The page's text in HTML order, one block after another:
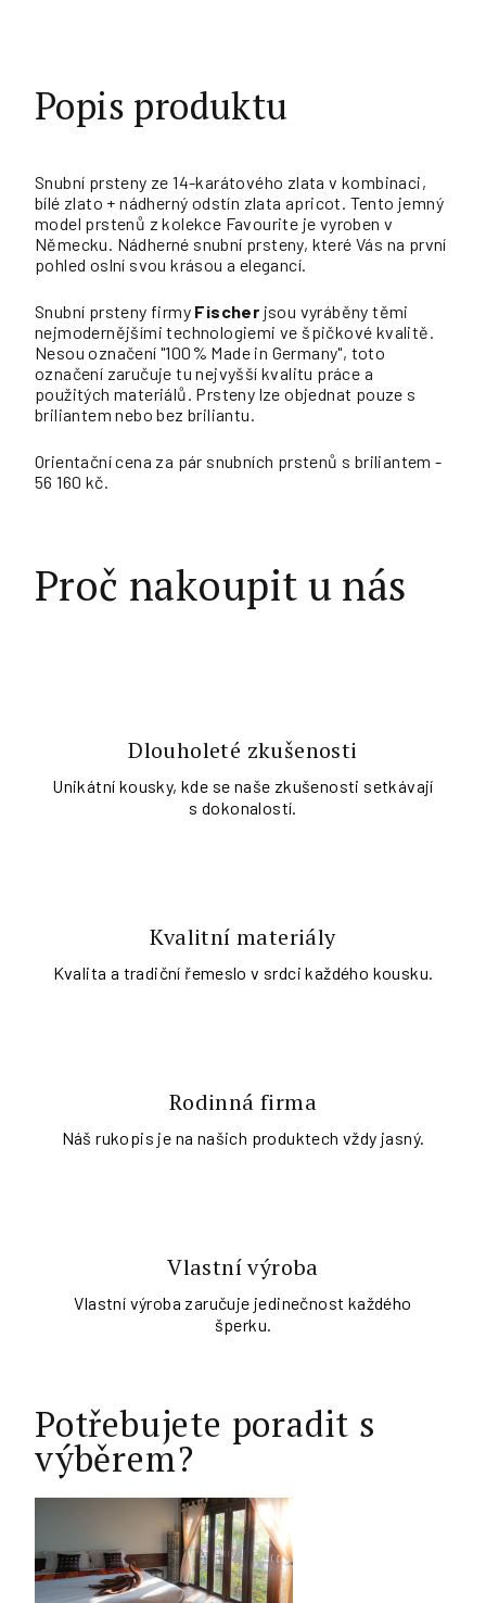
Popis produktu
Snubní prsteny ze 14-karátového zlata v kombinaci,
bílé zlato + nádherný odstín zlata apricot. Tento jemný
model prstenů z kolekce Favourite je vyroben v
Německu. Nádherné snubní prsteny, které Vás na první
pohled oslní svou krásou a elegancí.
Snubní prsteny firmy Fischer jsou vyráběny těmi
nejmodernějšími technologiemi ve špičkové kvalitě.
Nesou označení "100% Made in Germany", toto
označení zaručuje tu nejvyšší kvalitu práce a
použitých materiálů. Prsteny lze objednat pouze s
briliantem nebo bez briliantu.
Orientační cena za pár snubních prstenů s briliantem -
56 160 kč.
Proč nakoupit u nás
Dlouholeté zkušenosti
Unikátní kousky, kde se naše zkušenosti setkávají
s dokonalostí.
Kvalitní materiály
Kvalita a tradiční řemeslo v srdci každého kousku.
Rodinná firma
Náš rukopis je na našich produktech vždy jasný.
Vlastní výroba
Vlastní výroba zaručuje jedinečnost každého
šperku.
Potřebujete poradit s
výběrem?